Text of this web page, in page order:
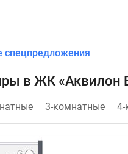
спецпредложения
в ЖК «Аквилон
3-комнатные 4-